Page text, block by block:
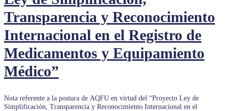
Transparencia y Reconocimiento
Internacional en el Registro de
Medicamentos y Equipamiento
Médico”
Nota referente a la postura de AQFU en virtud del “Proyecto Ley de
Simplificación, Transparencia y Reconocimiento Internacional en el